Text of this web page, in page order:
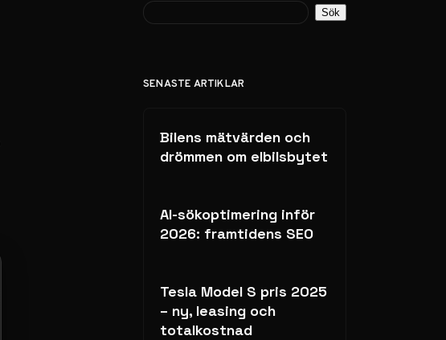
Sök
SENASTE ARTIKLAR
Bilens mätvärden och
drömmen om elbilsbytet
AI-sökoptimering inför
2026: framtidens SEO
Tesla Model S pris 2025
– ny, leasing och
totalkostnad